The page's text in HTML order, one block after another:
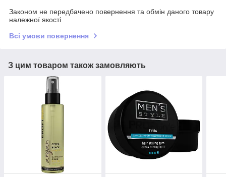
Законом не передбачено повернення та обмін даного товару
належної якості
Всі умови повернення
З цим товаром також замовляють